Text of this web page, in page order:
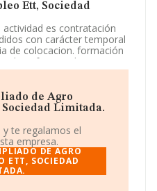
Ett, Sociedad
es contratación
con carácter temporal
de colocacion. formación
conforme a la
asesoramiento y
está registrada
actividad de referencia
de las empresas de
es 7820. No realiza
la base de datos de
ha estado por
de Agro
Sociedad Limitada.
te regalamos el
empresa.
DE AGRO
ETT, SOCIEDAD